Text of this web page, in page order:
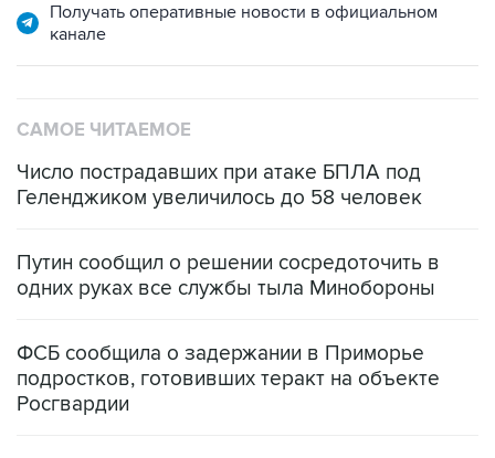
Получать оперативные новости в официальном
канале
САМОЕ ЧИТАЕМОЕ
Число пострадавших при атаке БПЛА под
Геленджиком увеличилось до 58 человек
Путин сообщил о решении сосредоточить в
одних руках все службы тыла Минобороны
ФСБ сообщила о задержании в Приморье
подростков, готовивших теракт на объекте
Росгвардии